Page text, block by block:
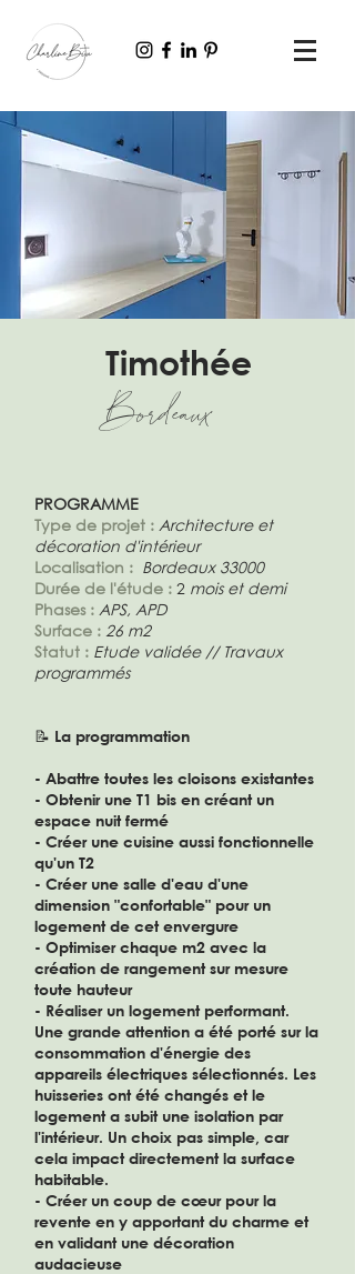
Timothée
Bordeaux
PROGRAMME
Type de projet : Architecture et
décoration d'intérieur
Localisation : Bordeaux 33000
Durée de l'étude : 2 mois et demi
Phases : APS, APD
Surface : 26 m2
Statut : Etude validée // Travaux
programmés
​📝 La programmation
- Abattre toutes les cloisons existantes
- Obtenir une T1 bis en créant un
espace nuit fermé
- Créer une cuisine aussi fonctionnelle
qu'un T2
- Créer une salle d'eau d'une
dimension "confortable" pour un
logement de cet envergure
- Optimiser chaque m2 avec la
création de rangement sur mesure
toute hauteur
- Réaliser un logement performant.
Une grande attention a été porté sur la
consommation d'énergie des
appareils électriques sélectionnés. Les
huisseries ont été changés et le
logement a subit une isolation par
l'intérieur. Un choix pas simple, car
cela impact directement la surface
habitable.
- Créer un coup de cœur pour la
revente en y apportant du charme et
en validant une décoration
audacieuse